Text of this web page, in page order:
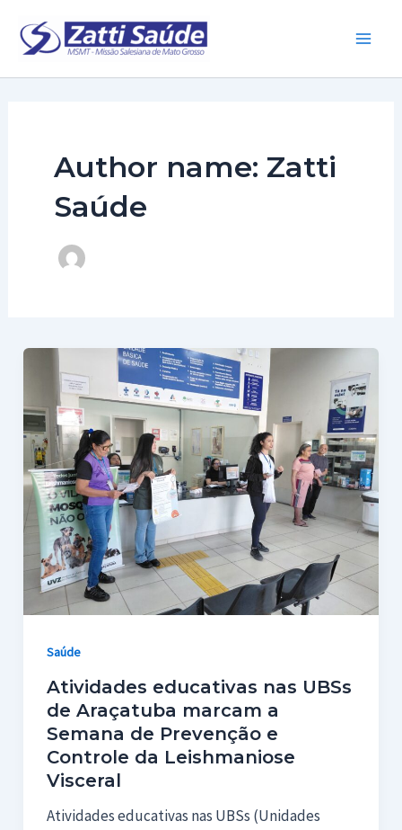
para
Author name: Zatti
Saúde
Saúde
Atividades educativas nas UBSs
de Araçatuba marcam a
Semana de Prevenção e
Controle da Leishmaniose
Visceral
Atividades educativas nas UBSs (Unidades